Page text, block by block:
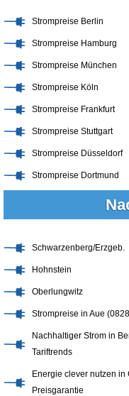
Strompreise Berlin
Strompreise Hamburg
Strompreise München
Strompreise Köln
Strompreise Frankfurt
Strompreise Stuttgart
Strompreise Düsseldorf
Strompreise Dortmund
Schwarzenberg/Erzgeb.
Hohnstein
Oberlungwitz
Strompreise in Aue
Nachhaltiger Strom in
Tariftrends
Energie clever nutzen in
Preisgarantie